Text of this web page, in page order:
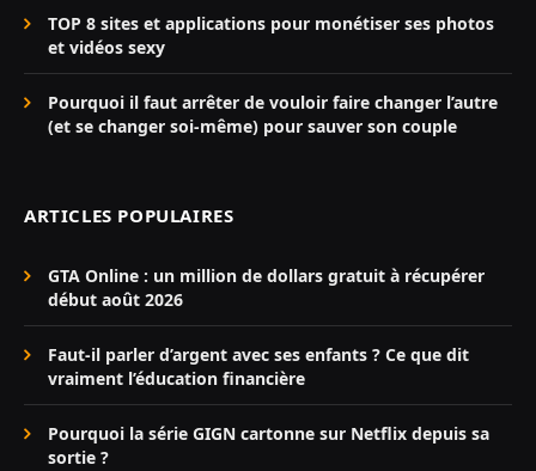
TOP 8 sites et applications pour monétiser ses photos
et vidéos sexy
Pourquoi il faut arrêter de vouloir faire changer l’autre
(et se changer soi-même) pour sauver son couple
ARTICLES POPULAIRES
GTA Online : un million de dollars gratuit à récupérer
début août 2026
Faut-il parler d’argent avec ses enfants ? Ce que dit
vraiment l’éducation financière
Pourquoi la série GIGN cartonne sur Netflix depuis sa
sortie ?